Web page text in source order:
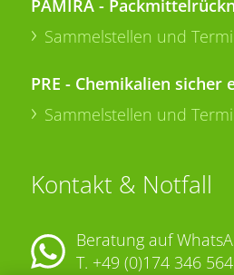
PAMIRA -
Sammelstellen und
PRE - Chemikalien sicher
Sammelstellen und
Kontakt & Notfall
Beratung auf
T. +49 (0)174 346 564